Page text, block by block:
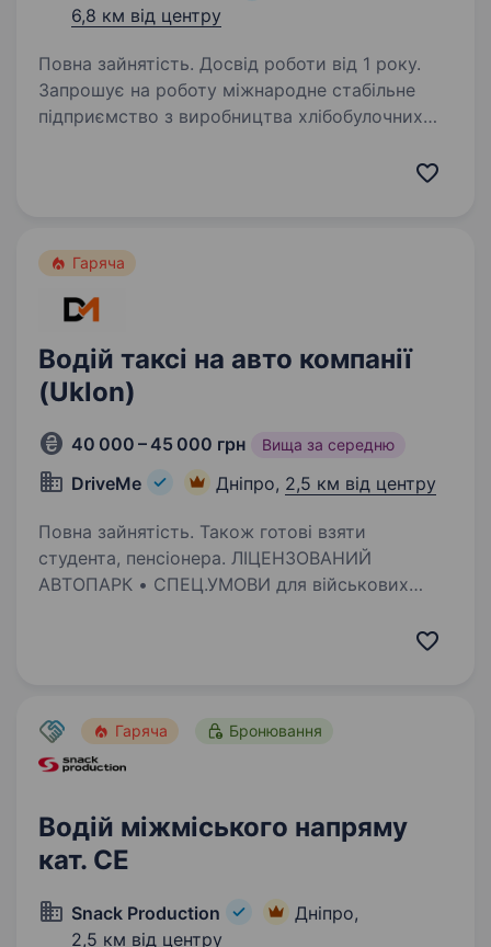
6,8 км від центру
Повна зайнятість. Досвід роботи від 1 року.
Запрошує на роботу міжнародне стабільне
підприємство з виробництва хлібобулочних
Гаряча
Водій таксі на авто компанії
(Uklon)
40 000 – 45 000 грн Вища за середню
DriveMe Дніпро, 2,5 км від центру
Повна зайнятість. Також готові взяти
студента, пенсіонера. ЛІЦЕНЗОВАНИЙ
АВТОПАРК • СПЕЦ.УМОВИ для військових
Гаряча Бронювання
Водій міжміського напряму
кат. СЕ
Snack Production
Дніпро,
2,5 км від центру